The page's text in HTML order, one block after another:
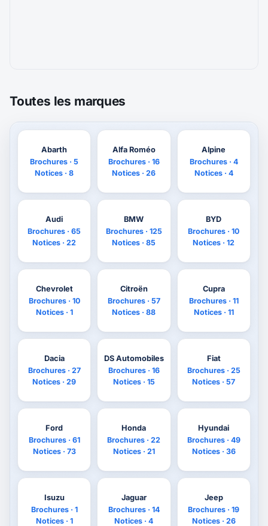
Toutes les marques
Abarth
Brochures · 5
Notices · 8
Alfa Roméo
Brochures · 16
Notices · 26
Alpine
Brochures · 4
Notices · 4
Audi
Brochures · 65
Notices · 22
BMW
Brochures · 125
Notices · 85
BYD
Brochures · 10
Notices · 12
Chevrolet
Brochures · 10
Notices · 1
Citroën
Brochures · 57
Notices · 88
Cupra
Brochures · 11
Notices · 11
Dacia
Brochures · 27
Notices · 29
DS Automobiles
Brochures · 16
Notices · 15
Fiat
Brochures · 25
Notices · 57
Ford
Brochures · 61
Notices · 73
Honda
Brochures · 22
Notices · 21
Hyundai
Brochures · 49
Notices · 36
Isuzu
Brochures · 1
Notices · 1
Jaguar
Brochures · 14
Notices · 4
Jeep
Brochures · 19
Notices · 26